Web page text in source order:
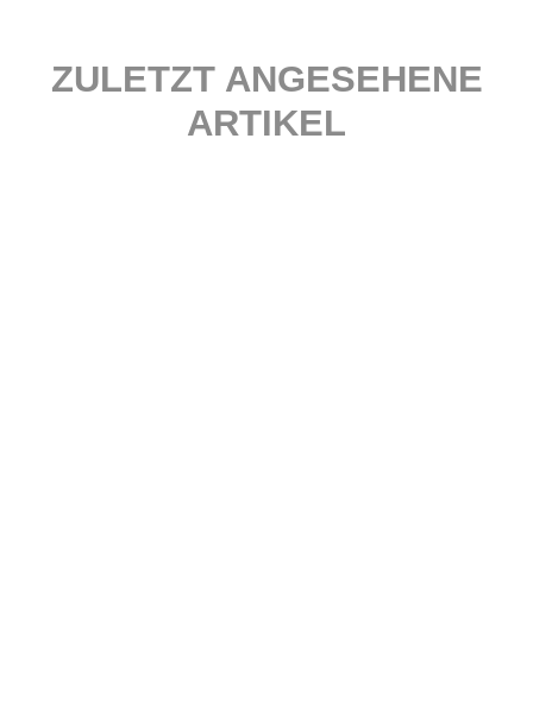
ZULETZT ANGESEHENE
ARTIKEL